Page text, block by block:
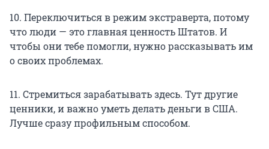
10. Переключиться в режим экстраверта, потому
что люди — это главная ценность Штатов. И
чтобы они тебе помогли, нужно рассказывать им
о своих проблемах.
11. Стремиться зарабатывать здесь. Тут другие
ценники, и важно уметь делать деньги в США.
Лучше сразу профильным способом.